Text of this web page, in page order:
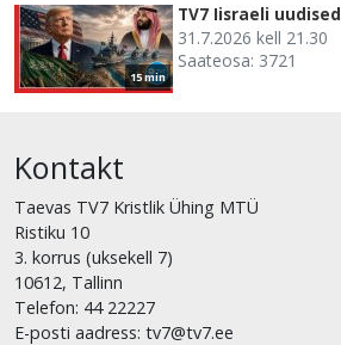
15 min
TV7 Iisraeli uudised
31.7.2026 kell 21.30
Saateosa: 3721
Kontakt
Taevas TV7 Kristlik Ühing MTÜ
Ristiku 10
3. korrus (uksekell 7)
10612, Tallinn
Telefon: 44 22227
E-posti aadress: tv7@tv7.ee